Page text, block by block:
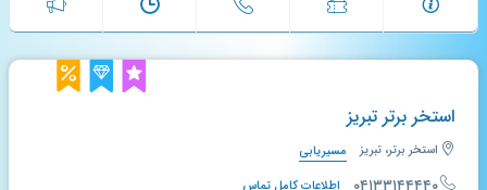
استخر برتر تبریز
استخر برتر، تبریز مسیریابی
اطلاعات کامل تماس